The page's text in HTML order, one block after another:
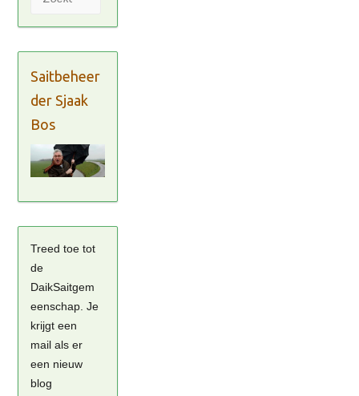
Saitbeheer
der Sjaak
Bos
Treed toe tot
de
DaikSaitgem
eenschap. Je
krijgt een
mail als er
een nieuw
blog